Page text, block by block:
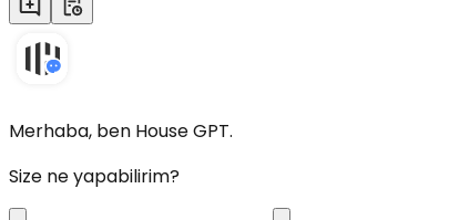
Merhaba, ben House GPT.
Size ne yapabilirim?